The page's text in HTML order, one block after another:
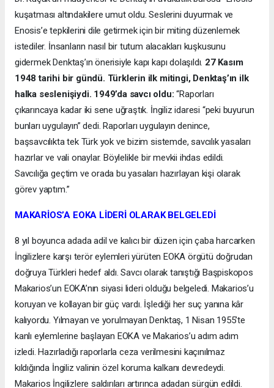
kuşatması altındakilere umut oldu. Seslerini duyurmak ve
Enosis’e tepkilerini dile getirmek için bir miting düzenlemek
istediler. İnsanların nasıl bir tutum alacakları kuşkusunu
gidermek Denktaş’ın önerisiyle kapı kapı dolaşıldı. 27 Kasım
1948 tarihi bir gündü. Türklerin ilk mitingi, Denktaş’ın ilk
halka seslenişiydi. 1949’da savcı oldu:“Raporları
çıkarıncaya kadar iki sene uğraştık. İngiliz idaresi “peki buyurun
bunları uygulayın” dedi. Raporları uygulayın denince,
başsavcılıkta tek Türk yok ve bizim sistemde, savcılık yasaları
hazırlar ve vali onaylar. Böylelikle bir mevkii ihdas edildi.
Savcılığa geçtim ve orada bu yasaları hazırlayan kişi olarak
görev yaptım.”
MAKARİOS’A EOKA LİDERİ OLARAK BELGELEDİ
8 yıl boyunca adada adil ve kalıcı bir düzen için çaba harcarken
İngilizlere karşı terör eylemleri yürüten EOKA örgütü doğrudan
doğruya Türkleri hedef aldı. Savcı olarak tanıştığı Başpiskopos
Makarios’un EOKA’nın siyasi lideri olduğu belgeledi. Makarios’u
koruyan ve kollayan bir güç vardı. İşlediği her suç yanına kâr
kalıyordu. Yılmayan ve yorulmayan Denktaş, 1 Nisan 1955’te
kanlı eylemlerine başlayan EOKA ve Makarios’u adım adım
izledi. Hazırladığı raporlarla ceza verilmesini kaçınılmaz
kıldığında İngiliz valinin özel koruma kalkanı devredeydi.
Makarios İngilizlere saldırıları artırınca adadan sürgün edildi.